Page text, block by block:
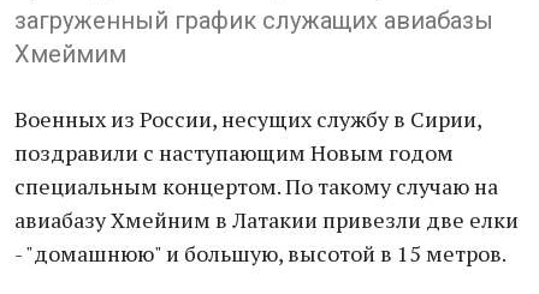
загруженный график служащих авиабазы
Хмеймим
Военных из России, несущих службу в Сирии,
поздравили с наступающим Новым годом
специальным концертом. По такому случаю на
авиабазу Хмейним в Латакии привезли две елки
- "домашнюю" и большую, высотой в 15 метров.